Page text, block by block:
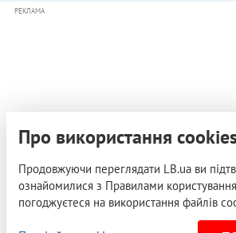
РЕКЛАМА
Про використання
Продовжуючи переглядати LB.ua ви
ознайомилися з Правилами
погоджуєтеся на використання файлів